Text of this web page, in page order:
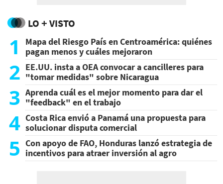
LO + VISTO
1
Mapa del Riesgo País en Centroamérica: quiénes
pagan menos y cuáles mejoraron
2 EE.UU. insta a OEA convocar a cancilleres para
"tomar medidas" sobre Nicaragua
3 Aprenda cuál es el mejor momento para dar el
"feedback" en el trabajo
4 Costa Rica envió a Panamá una propuesta para
solucionar disputa comercial
5 Con apoyo de FAO, Honduras lanzó estrategia de
incentivos para atraer inversión al agro